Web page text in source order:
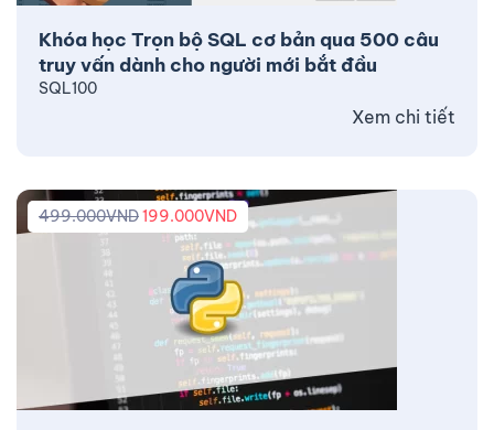
Khóa học Trọn bộ SQL cơ bản qua 500 câu
truy vấn dành cho người mới bắt đầu
SQL100
Xem chi tiết
499.000VND199.000VND